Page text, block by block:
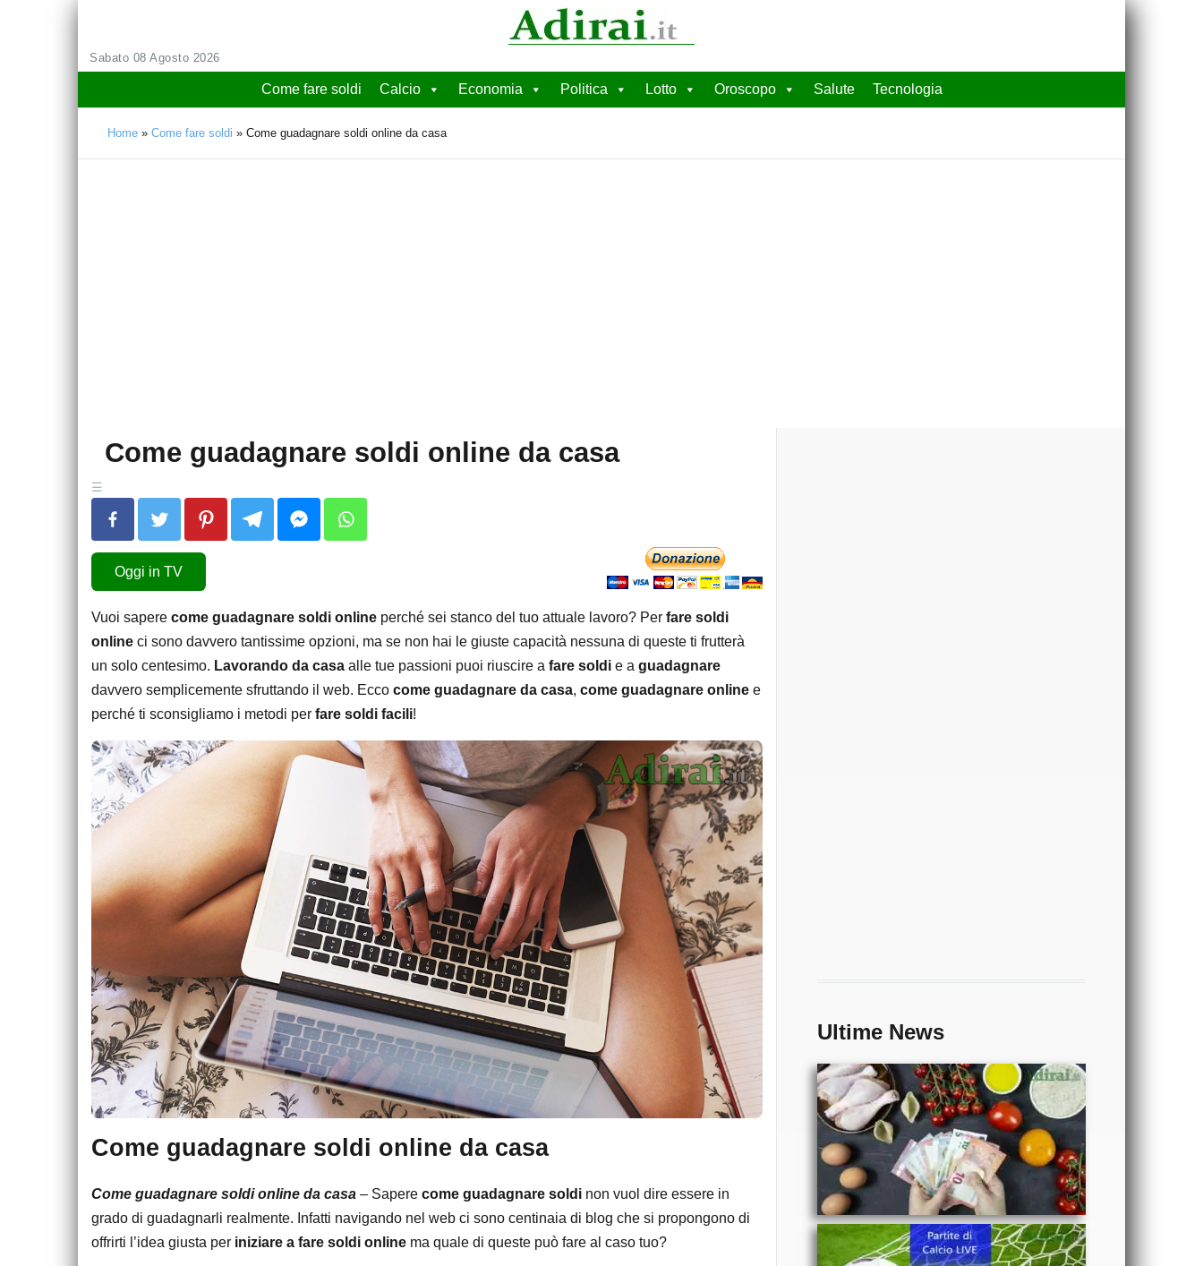
Sabato 08 Agosto 2026
Come fare soldi Calcio Economia Politica Lotto Oroscopo Salute Tecnologia
Home » Come fare soldi » Come guadagnare soldi online da casa
Come guadagnare soldi online da casa
Oggi in TV
Vuoi sapere come guadagnare soldi online perché sei stanco del tuo attuale lavoro? Per fare soldi
online ci sono davvero tantissime opzioni, ma se non hai le giuste capacità nessuna di queste ti frutterà
un solo centesimo. Lavorando da casa alle tue passioni puoi riuscire a fare soldi e a guadagnare
davvero semplicemente sfruttando il web. Ecco come guadagnare da casa, come guadagnare online e
perché ti sconsigliamo i metodi per fare soldi facili!
Come guadagnare soldi online da casa
Come guadagnare soldi online da casa – Sapere come guadagnare soldi non vuol dire essere in
grado di guadagnarli realmente. Infatti navigando nel web ci sono centinaia di blog che si propongono di
offrirti l’idea giusta per iniziare a fare soldi online ma quale di queste può fare al caso tuo?
Ultime News
alimentare
- Partite
di oggi
orari e
risultati
in tempo
reale
TECNOLOGIA
- Come si fa lo
SPID: gestori